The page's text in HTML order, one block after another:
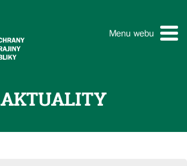
Menu webu
AKTUALITY